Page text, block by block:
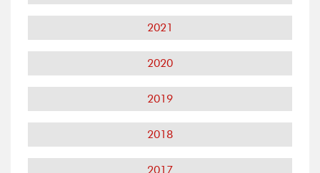
2021
2020
2019
2018
2017